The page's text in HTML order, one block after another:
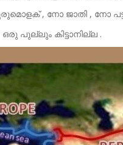
, നോ ജാതി , നോ
പുല്ലും കിട്ടാനില്ല .